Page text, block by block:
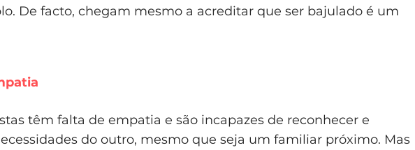
De facto, chegam mesmo a acreditar que ser bajulado é um
têm falta de empatia e são incapazes de reconhecer e
do outro, mesmo que seja um familiar próximo. Mas